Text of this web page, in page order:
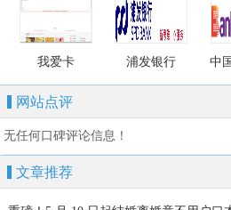
我爱卡
浦发银行 中
网站点评
无任何口碑评论信息！
文章推荐